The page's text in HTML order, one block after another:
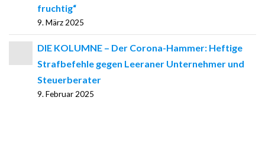
fruchtig“
9. März 2025
DIE KOLUMNE – Der Corona-Hammer: Heftige
Strafbefehle gegen Leeraner Unternehmer und
Steuerberater
9. Februar 2025